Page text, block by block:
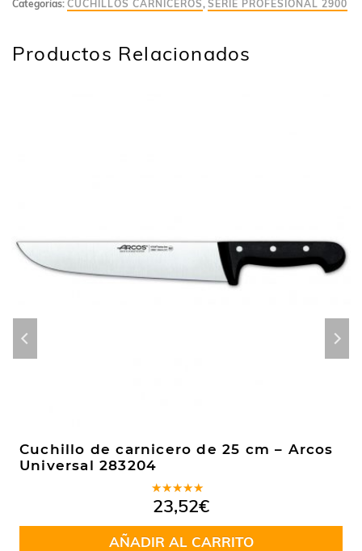
Categorías: CUCHILLOS CARNICEROS, SERIE PROFESIONAL 2900
Productos Relacionados
Cuchillo de carnicero de 25 cm – Arcos
Universal 283204
Valorado
en5.00de
5
23,52€
AÑADIR AL CARRITO